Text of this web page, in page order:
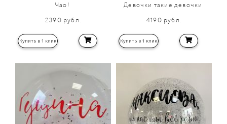
Чао!
2390 рубл.
Купить в 1 клик
Девочки такие девочки
4190 рубл.
Купить в 1 клик